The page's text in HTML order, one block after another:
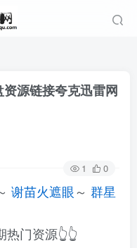
资源链接夸克迅雷网
1 0
谢苗火遮眼～ 群星
热门资源👆👆